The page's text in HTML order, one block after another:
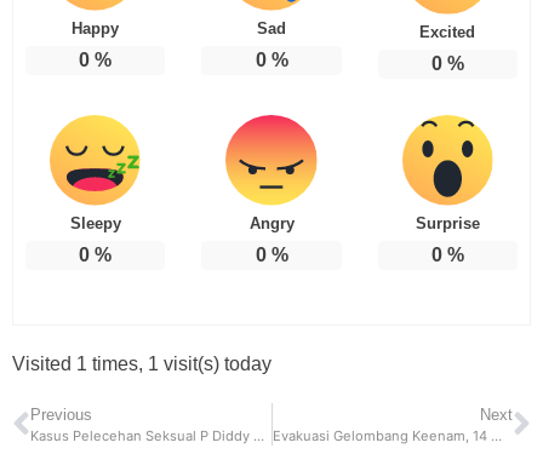
Happy
0 %
Sad
0%
Excited
0%
Sleepy
0 %
Angry
0%
Surprise
0%
Visited 1 times, 1 visit(s) today
Previous
Kasus Pelecehan Seksual P Diddy Telah Terungkap, 25 Anak Menjadi Korban
Next
Evakuasi Gelombang Keenam, 14 WNI Tiba Di Indonesia Dari Lebanon